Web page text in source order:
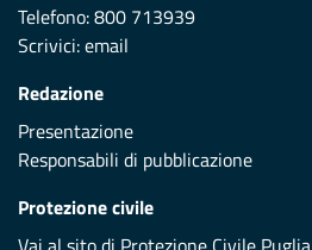
Telefono: 800 713939
Scrivici:email
Redazione
Presentazione
Responsabili di pubblicazione
Protezione civile